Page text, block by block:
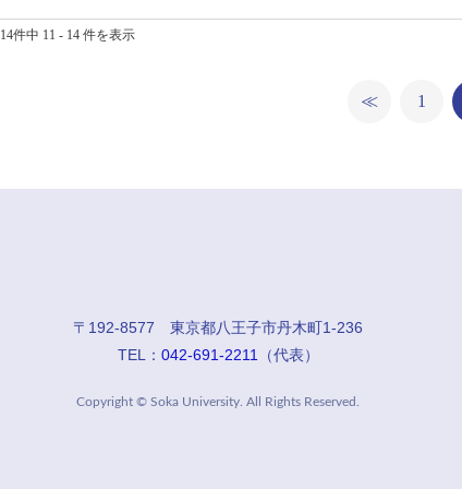
14件中 11 - 14 件を表示
≪ 1
〒192-8577 東京都八王子市丹木町1-236
TEL： 042-691-2211 （代表）
Copyright © Soka University. All Rights Reserved.